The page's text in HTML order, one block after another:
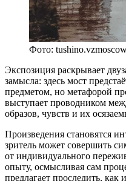
Фото:
Экспозиция раскрывает
замысла: здесь мост
предметом, но метафорой
выступает проводником
образов, чувств и их
Произведения становятся
зритель может совершить
от индивидуального
опыту, осмысливая сам
предлагает проследить,